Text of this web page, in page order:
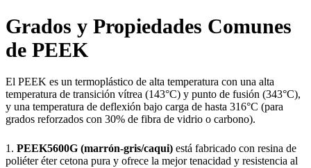
Grados y Propiedades Comunes
de PEEK
El PEEK es un termoplástico de alta temperatura con una alta
temperatura de transición vítrea (143°C) y punto de fusión (343°C),
y una temperatura de deflexión bajo carga de hasta 316°C (para
grados reforzados con 30% de fibra de vidrio o carbono).
1. PEEK5600G (marrón-gris/caqui) está fabricado con resina de
poliéter éter cetona pura y ofrece la mejor tenacidad y resistencia al